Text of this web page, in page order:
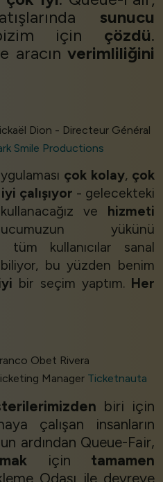
sunucu
için çözdü.
aracın verimliliğini
Dion - Directeur Général
Smile Productions
çok kolay, çok
çalışıyor - gelecekteki
ve hizmeti
yükünü
tüm kullanıcılar sanal
bu yüzden benim
bir seçim yaptım. Her
Obet Rivera
Manager Ticketnauta
biri için
çalışan insanların
ardından Queue-Fair,
için tamamen
Odası ile devreye